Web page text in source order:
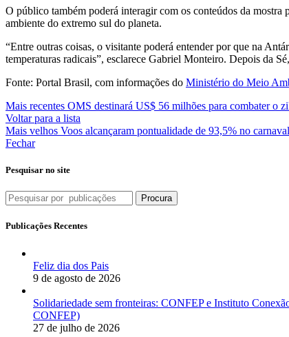
O público também poderá interagir com os conteúdos da mostra
ambiente do extremo sul do planeta.
“Entre outras coisas, o visitante poderá entender por que na
temperaturas radicais”, esclarece Gabriel Monteiro. Depois da
Fonte: Portal Brasil, com informações do Ministério do Meio
Mais recentes OMS destinará US$ 56 milhões para combater o
Voltar para a lista
Mais velhos Voos alcançaram pontualidade de 93,5% no carnaval
Fechar
Pesquisar no site
Procura
Publicações Recentes
Feliz dia dos Pais
9 de agosto de 2026
Solidariedade sem fronteiras: CONFEP e Instituto
CONFEP)
27 de julho de 2026